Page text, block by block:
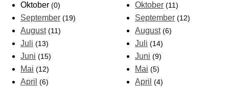
Oktober (0)
September (19)
August (11)
Juli (13)
Juni (15)
Mai (12)
April (6)
Oktober (11)
September (12)
August (6)
Juli (14)
Juni (9)
Mai (5)
April (4)